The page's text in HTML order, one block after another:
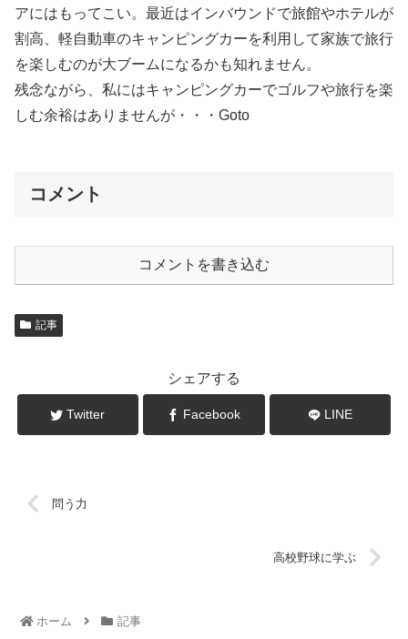
アにはもってこい。最近はインバウンドで旅館やホテルが
割高、軽自動車のキャンピングカーを利用して家族で旅行
を楽しむのが大ブームになるかも知れません。
残念ながら、私にはキャンピングカーでゴルフや旅行を楽
しむ余裕はありませんが・・・Goto
コメント
コメントを書き込む
記事
シェアする
Twitter Facebook LINE
問う力
高校野球に学ぶ
ホーム 記事